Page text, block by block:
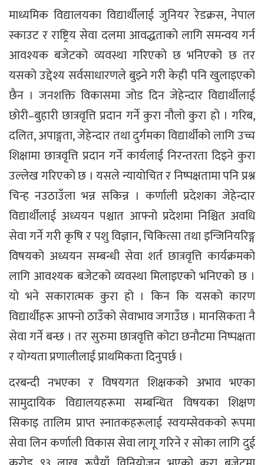
माध्यमिक विद्यालयका विद्यार्थीलाई जुनियर रेडक्रस, नेपाल
स्काउट र राष्ट्रिय सेवा दलमा आवद्धताको लागि समन्वय गर्न
आवश्यक बजेटको व्यवस्था गरिएको छ भनिएको छ तर
यसको उद्देश्य सर्वसाधारणले बुझ्ने गरी केही पनि खुलाइएको
छैन । जनशक्ति विकासमा जोड दिन जेहेन्दार विद्यार्थीलाई
छोरी–बुहारी छात्रवृत्ति प्रदान गर्ने कुरा नौलो कुरा हो । गरिब,
दलित, अपाङ्गता, जेहेन्दार तथा दुर्गमका विद्यार्थीको लागि उच्च
शिक्षामा छात्रवृत्ति प्रदान गर्ने कार्यलाई निरन्तरता दिइने कुरा
उल्लेख गरिएको छ । यसले न्यायोचित र निष्पक्षतामा पनि प्रश्न
चिन्ह नउठाउँला भन्न सकिन्न । कर्णाली प्रदेशका जेहेन्दार
विद्यार्थीलाई अध्ययन पश्चात आफ्नो प्रदेशमा निश्चित अवधि
सेवा गर्ने गरी कृषि र पशु विज्ञान, चिकित्सा तथा इन्जिनियरिङ्ग
विषयको अध्ययन सम्बन्धी सेवा शर्त छात्रवृत्ति कार्यक्रमको
लागि आवश्यक बजेटको व्यवस्था मिलाइएको भनिएको छ ।
यो भने सकारात्मक कुरा हो । किन कि यसको कारण
विद्यार्थीहरू आफ्नो ठाउँको सेवाभाव जगाउँछ । मानसिकता नै
सेवा गर्ने बन्छ । तर सुरुमा छात्रवृत्ति कोटा छनौटमा निष्पक्षता
र योग्यता प्रणालीलाई प्राथमिकता दिनुपर्छ ।
दरबन्दी नभएका र विषयगत शिक्षकको अभाव भएका
सामुदायिक विद्यालयहरूमा सम्बन्धित विषयका शिक्षण
सिकाइ तालिम प्राप्त स्नातकहरूलाई स्वयम्सेवकको रूपमा
सेवा लिन कर्णाली विकास सेवा लागू गरिने र सोका लागि दुई